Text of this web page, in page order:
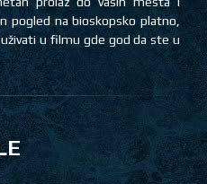
pogled na bioskopsko platno,
u filmu gde god da ste u